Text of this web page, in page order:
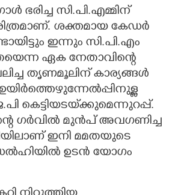
ഭരിച്ച സി.പി.എമ്മിന്
ശക്തമായ കേഡർ
ഇന്നും സി.പി.എം
ഏക നേതാവിന്റെ
തൃണമൂലിന് കാര്യങ്ങൾ
കെട്ടിയടയ്‌ക്കുമെന്നുറപ്പ്.
ഗർവിൽ മുൻപ് അവഗണിച്ച
ഇനി മമതയുടെ
ഉടൻ യോഗം